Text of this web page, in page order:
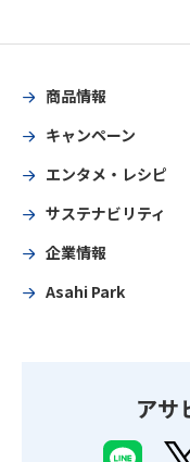
商品情報
キャンペーン
エンタメ・レシピ
サステナビリティ
企業情報
Asahi Park
アサ